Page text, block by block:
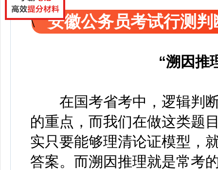
安徽公务员考试行测
“溯因推
在国考省考中，逻辑判断
的重点，而我们在做这类题
实只要能够理清论证模型，
答案。而溯因推理就是常考